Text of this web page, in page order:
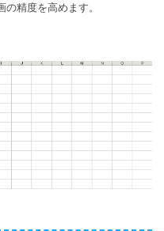
精度を高めます。